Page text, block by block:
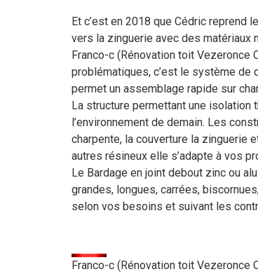
Et c’est en 2018 que Cédric reprend
vers la zinguerie avec des
Franco-c (Rénovation toit Vezeronce
problématiques, c’est le système de
permet un assemblage rapide sur
La structure permettant une isolation
l’environnement de demain. Les
charpente, la couverture la zinguerie
autres résineux elle s’adapte à vos
Le Bardage en joint debout zinc ou
grandes, longues, carrées,
selon vos besoins et suivant les
Franco-c (Rénovation toit Vezeronce